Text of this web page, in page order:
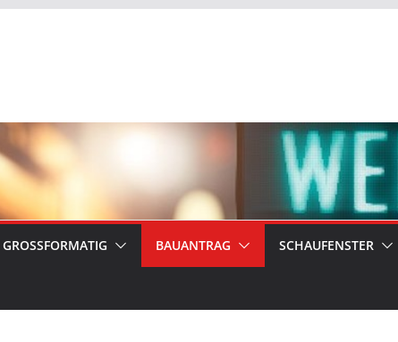
GROSSFORMATIG BAUANTRAG SCHAUFENSTER